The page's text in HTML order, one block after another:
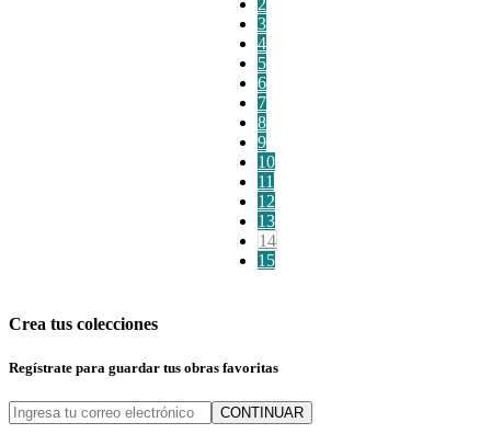
2
3
4
5
6
7
8
9
10
11
12
13
14
15
Crea tus colecciones
Regístrate para guardar tus obras favoritas
CONTINUAR